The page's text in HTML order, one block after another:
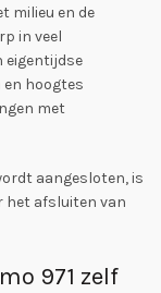
milieu en de
in veel
eigentijdse
en hoogtes
met
aangesloten, is
het afsluiten van
971 zelf